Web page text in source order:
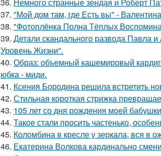
37. "Мой дом там, где Есть вы" -
38. "Фотоплёнка Полна Тёплых
39. Детали скандального развода Павла
Уровень Жизни".
40. Образ: объемный кашемировый
юбка - миди.
41. Ксения Бородина решила встретить
42. Стильная короткая стрижка
43. 105 лет со дня рождения моей
44. Такое стали просить частенько,
45. Коломбина в кресле у зеркала, вся в
46. Екатерина Волкова кардинально